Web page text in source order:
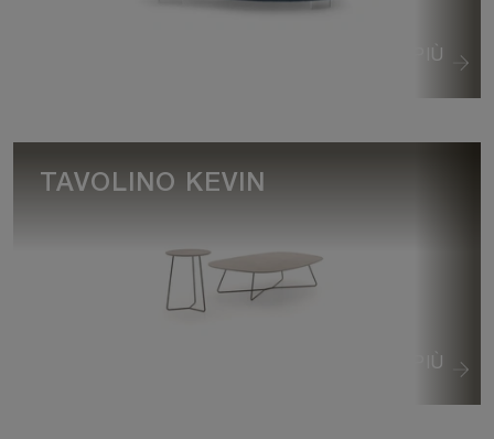
VEDI DI PIÙ
VEDI DI PIÙ
TAVOLINO KEVIN